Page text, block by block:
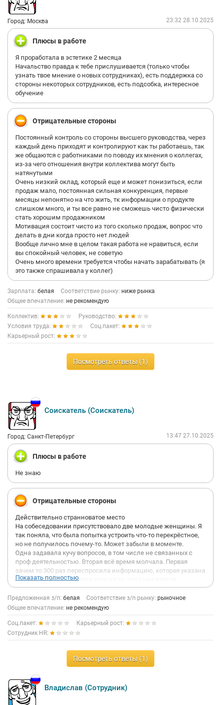
Город: Москва 23:32 28.10.2025
Плюсы в работе
Я проработала в эстетике 2 месяца
Начальство правда к тебе прислушивается (только чтобы
узнать твое мнение о новых сотрудниках), есть поддержка со
стороны некоторых сотрудников, есть подсобка, интересное
обучение
Отрицательные стороны
Постоянный контроль со стороны высшего руководства, через
каждый день приходят и контролируют как ты работаешь, так
же общаются с работниками по поводу их мнения о коллегах,
из-за чего отношения внутри коллектива могут быть
натянутыми
Очень низкий оклад, который еще и может понизиться, если
продаж мало, постоянная сильная конкуренция, первые
месяцы непонятно на что жить, тк информации о продукте
слишком много, и ты все равно не сможешь чисто физически
стать хорошим продажником
Мотивация состоит чисто из того сколько продаж, вопрос что
делать в дни когда просто нет людей
Вообще лично мне в целом такая работа не нравиться, если
вы спокойный человек, не советую
Очень много времени требуется чтобы начать зарабатывать (я
это также спрашивала у коллег)
Зарплата: белая Соответствие рынку: ниже рынка
Общее впечатление: не рекомендую
Коллектив:
Руководство:
Условия труда:
Соц.пакет:
Карьерный рост:
Посмотреть ответы (1)
Соискатель (Соискатель)
Город: Санкт-Петербург 13:47 27.10.2025
Плюсы в работе
Не знаю
Отрицательные стороны
Действительно странноватое место
На собеседовании присутствовало две молодые женщины. Я
так поняла, что была попытка устроить что-то перекрёстное,
но не получилось почему-то. Может забыли в моменте.
Одна задавала кучу вопросов, в том числе не связанных с
проф деятельностью. Вторая всё время молчала. Первая
зачем то 300 раз переспросила информацию, которая указана
в резюме(бред). Сделала упор на то, что у них просто
огромное количество входящих, сомневалась что я осилю.
Тоже повторила 200 раз про свой поток жаждущих купить
мебель по завышенным ценам. Потом начала сомневаться
что я усвою их объем информации. На этом моменте е мне
уже стало плохо, т к с моим опытом в целом, и достаточно
успешном опытом работы в недвижимости, как минимум
сомнения непонятны.
Пять раз озвучила ей свой опыт в недвижке и о работе
агентом полного цикла, и она снова мне, мол, работали в срм
системе.., а 1с..? Вот в процессе таких диалогов, у меня иногда
даже слов нет,чтобы что-то грамотно донести до человека,
который задаёт рандомные вопросы не понятно зачем. Как
она руководит своим отделом? Так же? Сидит же, получает
Показать полностью
Предложенная з/п: белая Соответствие з/п рынку: рыночное
Общее впечатление: не рекомендую
Соц.пакет:
Карьерный рост:
Сотрудник HR:
Посмотреть ответы (1)
Владислав (Сотрудник)